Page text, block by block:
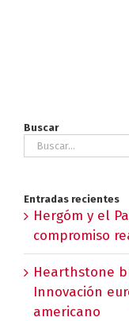
Buscar
Buscar:
Entradas recientes
Hergóm y el
compromiso
Hearthstone
Innovación
americano